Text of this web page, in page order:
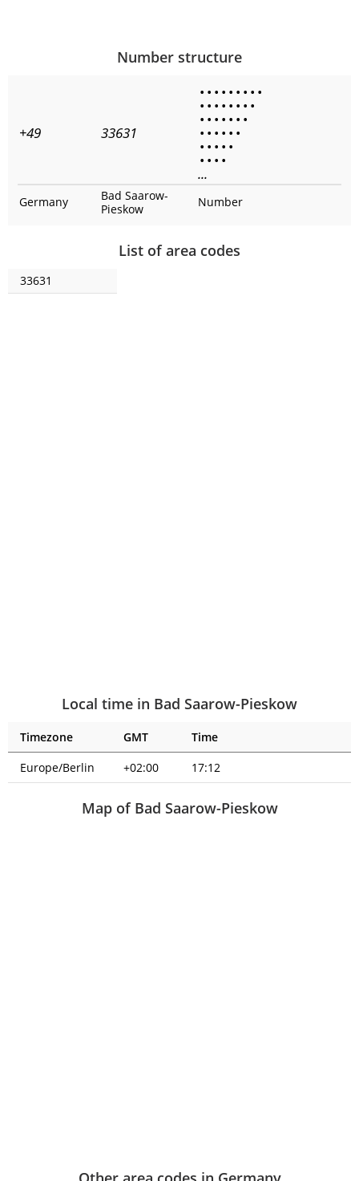
Number structure
+49 33631
• • • • • • • • •
• • • • • • • •
• • • • • • •
• • • • • •
• • • • •
• • • •
...
Germany
Bad Saarow-
Pieskow
Number
List of area codes
33631
Local time in Bad Saarow-Pieskow
Timezone GMT
Time
Europe/Berlin
+02:00 17:12
Map of Bad Saarow-Pieskow